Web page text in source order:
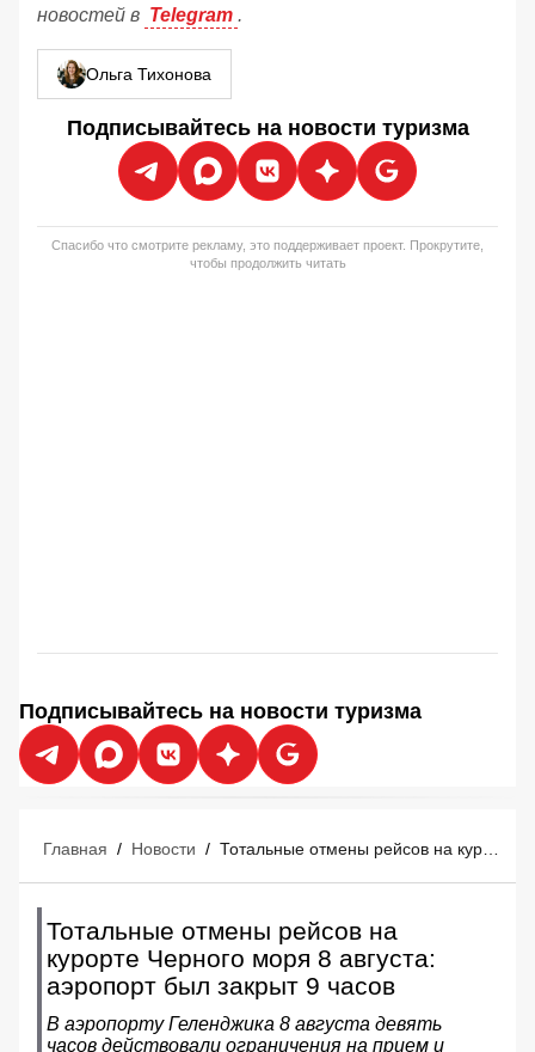
новостей в Telegram .
Ольга Тихонова
Подписывайтесь на новости туризма
Спасибо что смотрите рекламу, это поддерживает проект. Прокрутите,
чтобы продолжить читать
Подписывайтесь на новости туризма
Главная / Новости /
Тотальные отмены рейсов на
курорте Черного моря 8 августа:
аэропорт был закрыт 9 часов
В аэропорту Геленджика 8 августа девять
часов действовали ограничения на прием и